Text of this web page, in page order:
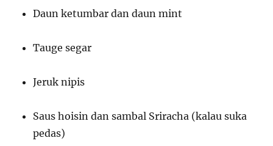
Daun ketumbar dan daun mint
Tauge segar
Jeruk nipis
Saus hoisin dan sambal Sriracha (kalau suka
pedas)